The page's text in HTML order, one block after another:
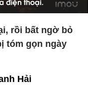
rồi bất ngờ bỏ
tóm gọn ngày
Hải